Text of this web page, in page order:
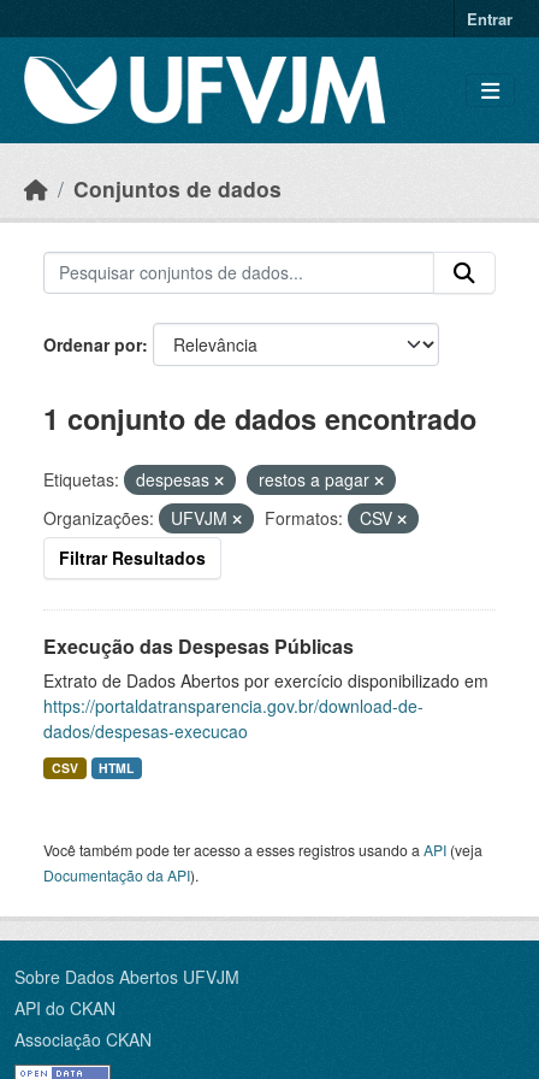
Entrar
Conjuntos de dados
Ordenar por
1 conjunto de dados encontrado
Etiquetas: despesas
restos a pagar
Organizações:
UFVJM Formatos:
CSV
Filtrar Resultados
Execução das Despesas Públicas
Extrato de Dados Abertos por exercício disponibilizado em
https://portaldatransparencia.gov.br/download-de-
dados/despesas-execucao
CSV HTML
Você também pode ter acesso a esses registros usando a API (veja
Documentação da API).
Sobre Dados Abertos UFVJM
API do CKAN
Associação CKAN